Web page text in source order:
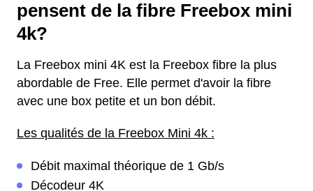
pensent de la fibre Freebox mini
4k?
La Freebox mini 4K est la Freebox fibre la plus
abordable de Free. Elle permet d'avoir la fibre
avec une box petite et un bon débit.
Les qualités de la Freebox Mini 4k :
Débit maximal théorique de 1 Gb/s
Décodeur 4K